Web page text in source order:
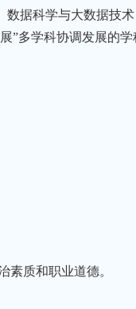
数据科学与大数据技
”多学科协调发展的学
素质和职业道德。